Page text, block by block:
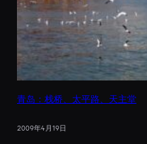
青岛：栈桥、太平路、天主堂
2009年4月19日